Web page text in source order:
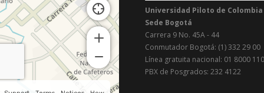
Universidad Piloto de Colombia
Sede Bogotá
Carrera 9 No. 45A - 44
Conmutador Bogotá: (1) 332 29 00
Línea gratuita nacional: 01 8000
PBX de Posgrados: 232 4122
17 AGOSTO 2026
FESTIVO
ASUNCIÓN DE LA
EGRESADOS